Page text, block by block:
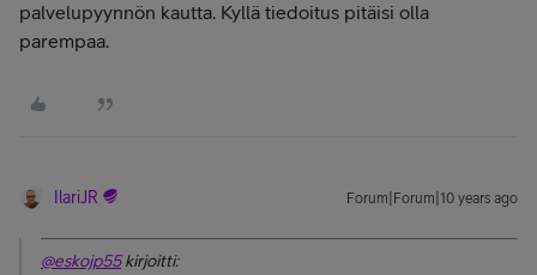
palvelupyynnön kautta. Kyllä tiedoitus pitäisi olla
parempaa.
IlariJR Forum|Forum|10 years ago
@eskojp55kirjoitti: